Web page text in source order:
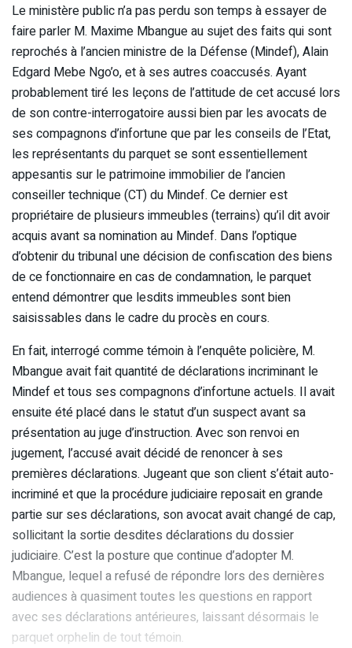
Le ministère public n’a pas perdu son temps à essayer de
faire parler M. Maxime Mbangue au sujet des faits qui sont
reprochés à l’ancien ministre de la Défense (Mindef), Alain
Edgard Mebe Ngo’o, et à ses autres coaccusés. Ayant
probablement tiré les leçons de l’attitude de cet accusé lors
de son contre-interrogatoire aussi bien par les avocats de
ses compagnons d’infortune que par les conseils de l’Etat,
les représentants du parquet se sont essentiellement
appesantis sur le patrimoine immobilier de l’ancien
conseiller technique (CT) du Mindef. Ce dernier est
propriétaire de plusieurs immeubles (terrains) qu’il dit avoir
acquis avant sa nomination au Mindef. Dans l’optique
d’obtenir du tribunal une décision de confiscation des biens
de ce fonctionnaire en cas de condamnation, le parquet
entend démontrer que lesdits immeubles sont bien
saisissables dans le cadre du procès en cours.
En fait, interrogé comme témoin à l’enquête policière, M.
Mbangue avait fait quantité de déclarations incriminant le
Mindef et tous ses compagnons d’infortune actuels. Il avait
ensuite été placé dans le statut d’un suspect avant sa
présentation au juge d’instruction. Avec son renvoi en
jugement, l’accusé avait décidé de renoncer à ses
premières déclarations. Jugeant que son client s’était auto-
incriminé et que la procédure judiciaire reposait en grande
partie sur ses déclarations, son avocat avait changé de cap,
sollicitant la sortie desdites déclarations du dossier
judiciaire. C’est la posture que continue d’adopter M.
Mbangue, lequel a refusé de répondre lors des dernières
audiences à quasiment toutes les questions en rapport
avec ses déclarations antérieures, laissant désormais le
parquet orphelin de tout témoin.